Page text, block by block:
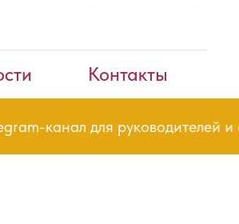
Контакты
для руководителей и